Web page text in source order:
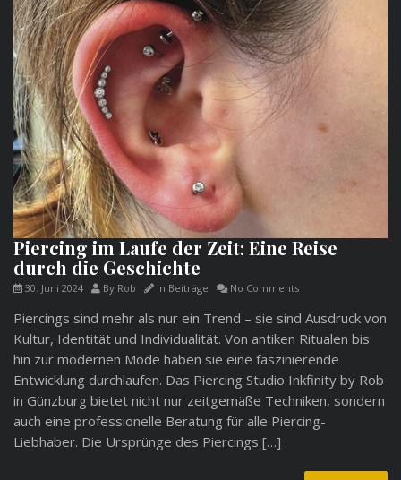
Piercing im Laufe der Zeit: Eine Reise
durch die Geschichte
30. Juni 2024 By Rob In Beiträge No Comments
Piercings sind mehr als nur ein Trend – sie sind Ausdruck von
Kultur, Identität und Individualität. Von antiken Ritualen bis
hin zur modernen Mode haben sie eine faszinierende
Entwicklung durchlaufen. Das Piercing Studio Inkfinity by Rob
in Günzburg bietet nicht nur zeitgemäße Techniken, sondern
auch eine professionelle Beratung für alle Piercing-
Liebhaber. Die Ursprünge des Piercings […]